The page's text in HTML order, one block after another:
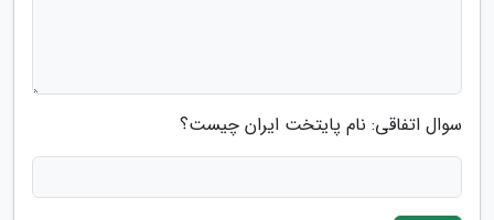
سوال اتفاقی: نام پایتخت ایران چیست؟